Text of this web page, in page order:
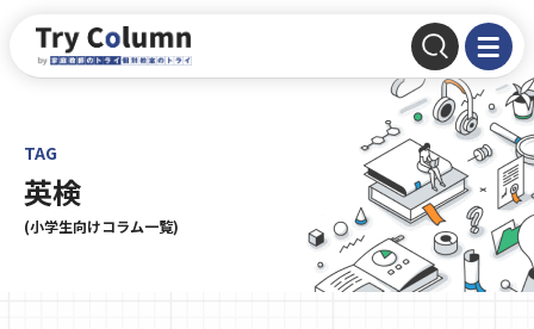
TAG
英検
(小学生向けコラム一覧)